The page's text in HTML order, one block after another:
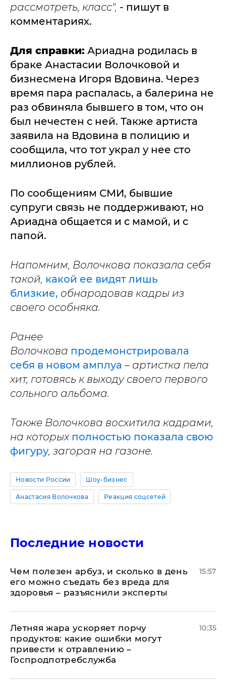
рассмотреть, класс", - пишут в
комментариях.
Для справки: Ариадна родилась в
браке Анастасии Волочковой и
бизнесмена Игоря Вдовина. Через
время пара распалась, а балерина не
раз обвиняла бывшего в том, что он
был нечестен с ней. Также артиста
заявила на Вдовина в полицию и
сообщила, что тот украл у нее сто
миллионов рублей.
По сообщениям СМИ, бывшие
супруги связь не поддерживают, но
Ариадна общается и с мамой, и с
папой.
Напомним, Волочкова показала себя
такой, какой ее видят лишь
близкие, обнародовав кадры из
своего особняка.
Ранее
Волочкова продемонстрировала
себя в новом амплуа – артистка пела
хит, готовясь к выходу своего первого
сольного альбома.
Также Волочкова восхитила кадрами,
на которых полностью показала свою
фигуру, загорая на газоне.
Новости России Шоу-бизнес
Анастасия Волочкова Реакция соцсетей
Последние новости
Чем полезен арбуз, и сколько в день
его можно съедать без вреда для
здоровья – разъяснили эксперты
15:57
Летняя жара ускоряет порчу
продуктов: какие ошибки могут
привести к отравлению –
Госпродпотребслужба
10:35